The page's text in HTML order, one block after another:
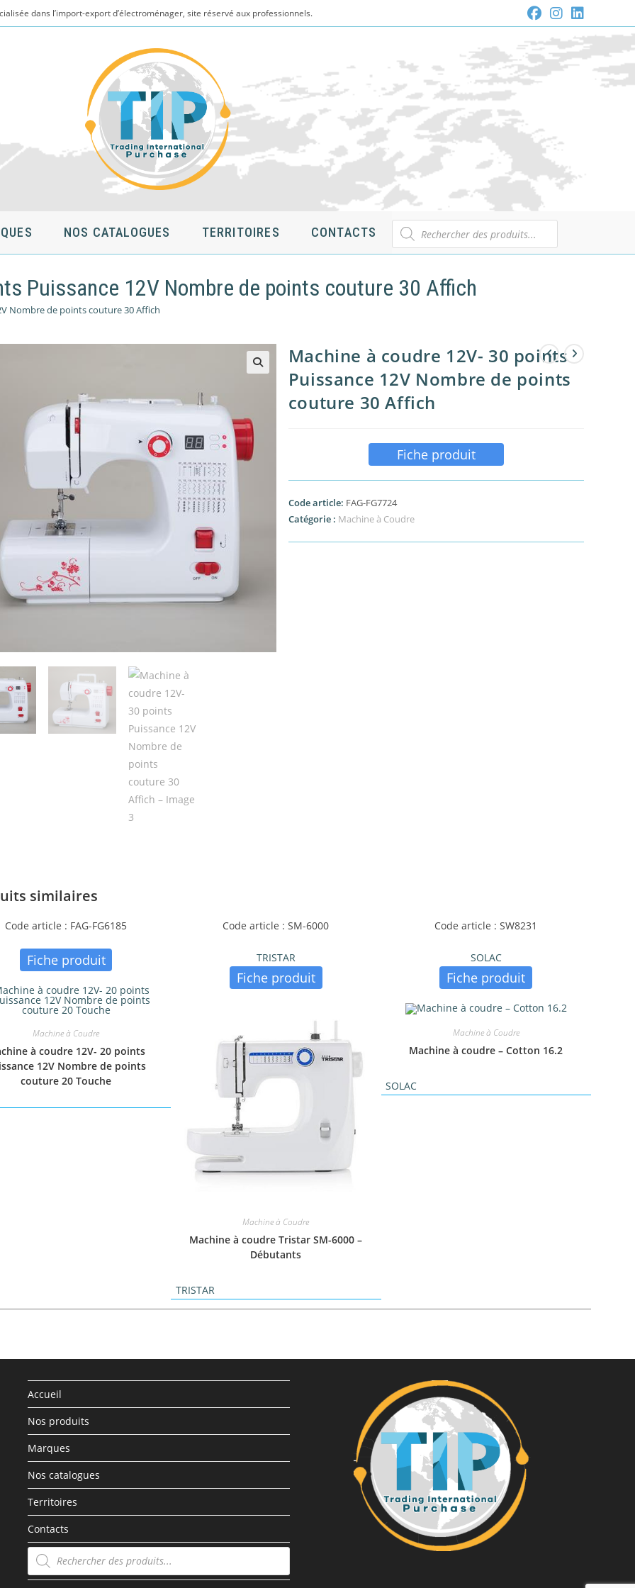
dans l’import-export d’électroménager, site réservé aux professionnels.
NOS CATALOGUES TERRITOIRES CONTACTS
Recherche
de
produits
Puissance 12V Nombre de points couture 30 Affich
Nombre de points couture 30 Affich
Machine à coudre 12V- 30 points
Puissance 12V Nombre de points
couture 30 Affich
Fiche produit
Code article: FAG-FG7724
Catégorie : Machine à Coudre
similaires
Code article : FAG-FG6185
Fiche produit
Machine à Coudre
à coudre 12V- 20 points
12V Nombre de points
couture 20 Touche
Code article : SM-6000
TRISTAR
Fiche produit
Machine à Coudre
Machine à coudre Tristar SM-6000 –
Débutants
TRISTAR
Code article : SW8231
SOLAC
Fiche produit
Machine à Coudre
Machine à coudre – Cotton 16.2
SOLAC
Accueil
Nos produits
Marques
Nos catalogues
Territoires
Contacts
Recherche
de
produits